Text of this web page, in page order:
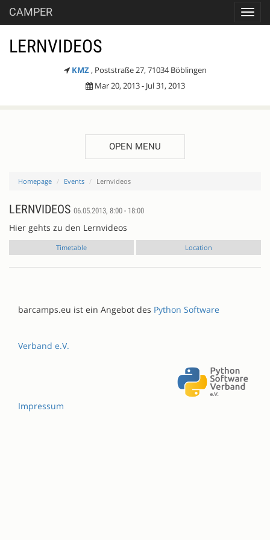
CAMPER
LERNVIDEOS
KMZ , Poststraße 27, 71034 Böblingen
Mar 20, 2013 - Jul 31, 2013
OPEN MENU
Homepage Events Lernvideos
LERNVIDEOS 06.05.2013, 8:00 - 18:00
Hier gehts zu den Lernvideos
Timetable Location
barcamps.eu ist ein Angebot des Python Software
Verband e.V.
Impressum